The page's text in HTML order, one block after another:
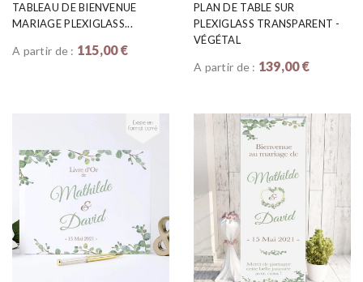
TABLEAU DE BIENVENUE
MARIAGE PLEXIGLASS...
A partir de : 115,00 €
PLAN DE TABLE SUR
PLEXIGLASS TRANSPARENT -
VÉGÉTAL
A partir de : 139,00 €